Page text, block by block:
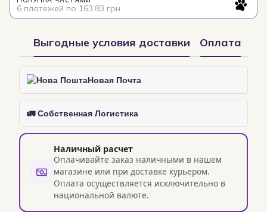
6 платежей по 163.83 грн
Выгодные условия доставки Оплата
Новая Почта
🚛 Собственная Логистика
Наличный расчет
Оплачивайте заказ наличными в нашем
магазине или при доставке курьером.
Оплата осуществляется исключительно в
национальной валюте.